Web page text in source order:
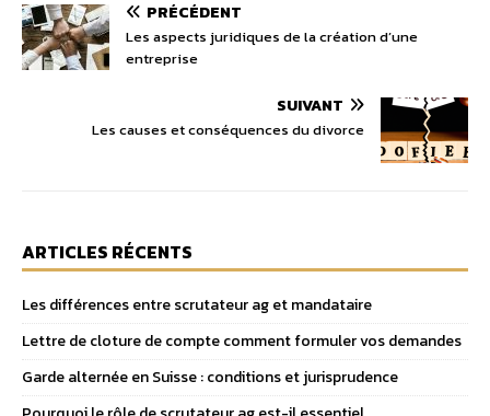
PRÉCÉDENT
Les aspects juridiques de la création d’une
entreprise
SUIVANT
Les causes et conséquences du divorce
ARTICLES RÉCENTS
Les différences entre scrutateur ag et mandataire
Lettre de cloture de compte comment formuler vos demandes
Garde alternée en Suisse : conditions et jurisprudence